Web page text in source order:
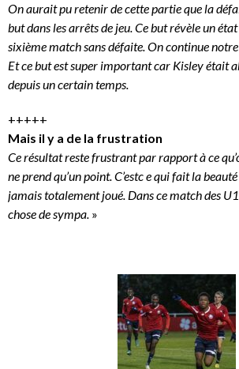
On aurait pu retenir de cette partie que la
but dans les arrêts de jeu. Ce but révèle un état
sixième match sans défaite. On continue
Et ce but est super important car Kisley était
depuis un certain temps.
+++++
Mais il y a de la frustration
Ce résultat reste frustrant par rapport à ce
ne prend qu’un point. C’estc e qui fait la
jamais totalement joué. Dans ce match des
chose de sympa. »